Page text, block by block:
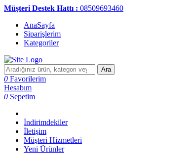
Müşteri Destek Hattı : 08509693460
AnaSayfa
Siparişlerim
Kategoriler
Ara
0 Favorilerim
Hesabım
0 Sepetim
İndirimdekiler
İletişim
Müşteri Hizmetleri
Yeni Ürünler